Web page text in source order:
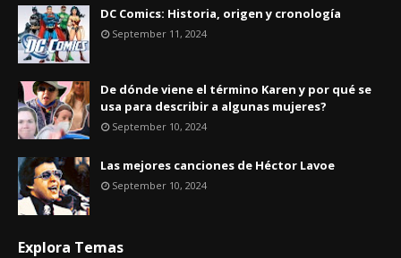
DC Comics: Historia, origen y cronología
September 11, 2024
De dónde viene el término Karen y por qué se
usa para describir a algunas mujeres?
September 10, 2024
Las mejores canciones de Héctor Lavoe
September 10, 2024
Explora Temas